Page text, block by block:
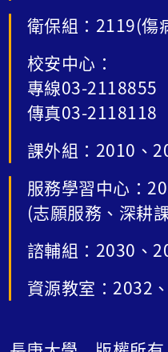
衛保組：2119(傷
校安中心：
專線03-2118855
傳真03-2118118
課外組：2010、
服務學習中心：
(志願服務、深耕
諮輔組：2030、
資源教室：2032